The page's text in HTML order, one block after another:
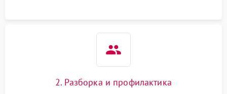
2. Разборка и профилактика